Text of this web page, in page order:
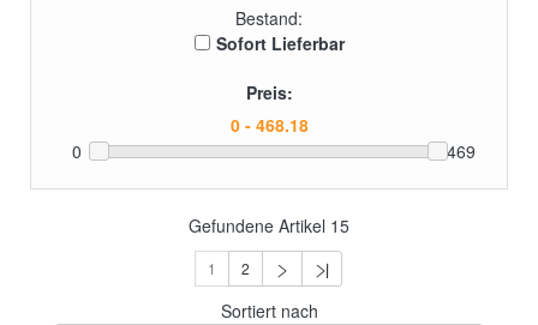
Bestand:
Sofort Lieferbar
Preis:
0 469
Gefundene Artikel 15
1 2
Sortiert nach